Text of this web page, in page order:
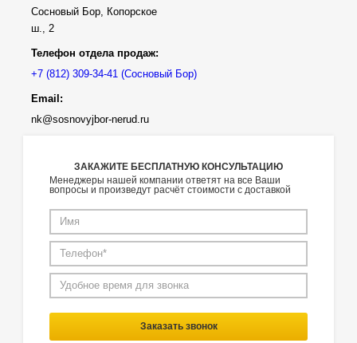
Сосновый Бор, Копорское
ш., 2
Телефон отдела продаж:
(Сосновый Бор)
Email:
nk@sosnovyjbor-nerud.ru
ЗАКАЖИТЕ БЕСПЛАТНУЮ КОНСУЛЬТАЦИЮ
Менеджеры нашей компании ответят на все Ваши
вопросы и произведут расчёт стоимости с доставкой
Заказать звонок